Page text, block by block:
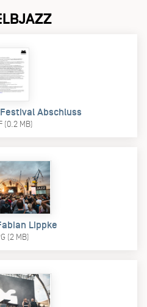
Festival Abschluss
(0.2 MB)
Lippke
(2 MB)